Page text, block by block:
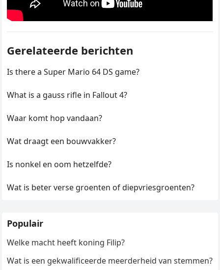
Gerelateerde berichten
Is there a Super Mario 64 DS game?
What is a gauss rifle in Fallout 4?
Waar komt hop vandaan?
Wat draagt een bouwvakker?
Is nonkel en oom hetzelfde?
Wat is beter verse groenten of diepvriesgroenten?
Populair
Welke macht heeft koning Filip?
Wat is een gekwalificeerde meerderheid van stemmen?